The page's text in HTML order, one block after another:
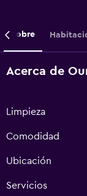
Sobre
Acerca de
Limpieza
Comodidad
Ubicación
Servicios